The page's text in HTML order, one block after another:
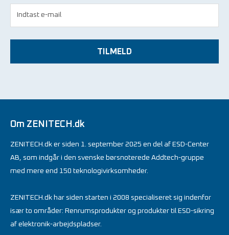
TILMELD
Om ZENITECH.dk
ZENITECH.dk er siden 1. september 2025 en del af ESD-Center
AB, som indgår i den svenske børsnoterede Addtech-gruppe
med mere end 150 teknologivirksomheder.
ZENITECH.dk har siden starten i 2008 specialiseret sig indenfor
især to områder: Renrumsprodukter og produkter til ESD-sikring
af elektronik-arbejdspladser.